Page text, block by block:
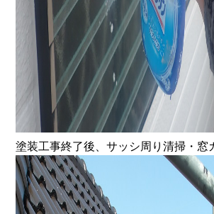
塗装工事終了後、サッシ周り清掃・窓